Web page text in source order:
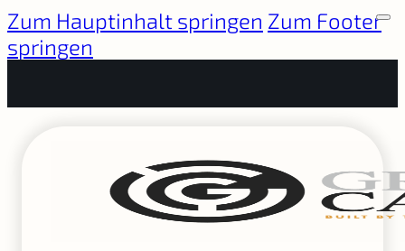
Zum Hauptinhalt springen Zum Footer
springen